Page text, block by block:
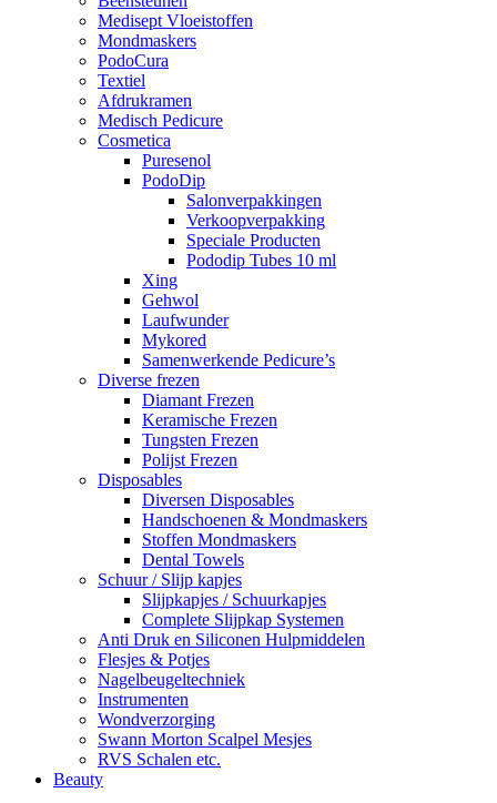
Medisept Vloeistoffen
Mondmaskers
PodoCura
Textiel
Afdrukramen
Medisch Pedicure
Cosmetica
Puresenol
PodoDip
Salonverpakkingen
Verkoopverpakking
Speciale Producten
Pododip Tubes 10 ml
Xing
Gehwol
Laufwunder
Mykored
Samenwerkende Pedicure’s
Diverse frezen
Diamant Frezen
Keramische Frezen
Tungsten Frezen
Polijst Frezen
Disposables
Diversen Disposables
Handschoenen & Mondmaskers
Stoffen Mondmaskers
Dental Towels
Schuur / Slijp kapjes
Slijpkapjes / Schuurkapjes
Complete Slijpkap Systemen
Anti Druk en Siliconen Hulpmiddelen
Flesjes & Potjes
Nagelbeugeltechniek
Instrumenten
Wondverzorging
Swann Morton Scalpel Mesjes
RVS Schalen etc.
Beauty